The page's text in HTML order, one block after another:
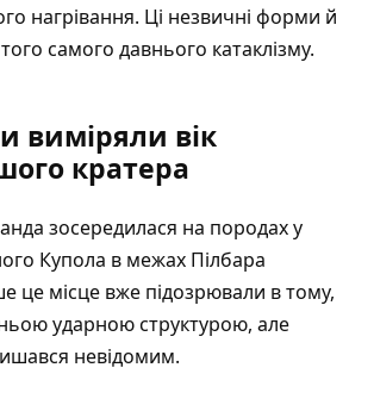
нагрівання. Ці незвичні форми й
самого давнього катаклізму.
виміряли вік
кратера
зосередилася на породах у
Купола в межах Пілбара
це місце вже підозрювали в тому,
ударною структурою, але
невідомим.